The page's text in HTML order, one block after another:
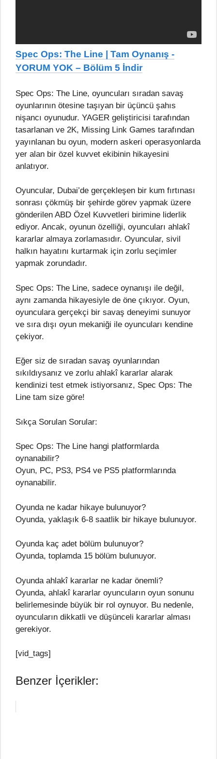
Spec Ops: The Line | Tam Oynanış -
YORUM YOK – Bölüm 5 İndir
Spec Ops: The Line, oyuncuları sıradan savaş
oyunlarının ötesine taşıyan bir üçüncü şahıs
nişancı oyunudur. YAGER geliştiricisi tarafından
tasarlanan ve 2K, Missing Link Games tarafından
yayınlanan bu oyun, modern askeri operasyonlarda
yer alan bir özel kuvvet ekibinin hikayesini
anlatıyor.
Oyuncular, Dubai’de gerçekleşen bir kum fırtınası
sonrası çökmüş bir şehirde görev yapmak üzere
gönderilen ABD Özel Kuvvetleri birimine liderlik
ediyor. Ancak, oyunun özelliği, oyuncuları ahlakî
kararlar almaya zorlamasıdır. Oyuncular, sivil
halkın hayatını kurtarmak için zorlu seçimler
yapmak zorundadır.
Spec Ops: The Line, sadece oynanışı ile değil,
aynı zamanda hikayesiyle de öne çıkıyor. Oyun,
oyunculara gerçekçi bir savaş deneyimi sunuyor
ve sıra dışı oyun mekaniği ile oyuncuları kendine
çekiyor.
Eğer siz de sıradan savaş oyunlarından
sıkıldıysanız ve zorlu ahlakî kararlar alarak
kendinizi test etmek istiyorsanız, Spec Ops: The
Line tam size göre!
Sıkça Sorulan Sorular:
Spec Ops: The Line hangi platformlarda
oynanabilir?
Oyun, PC, PS3, PS4 ve PS5 platformlarında
oynanabilir.
Oyunda ne kadar hikaye bulunuyor?
Oyunda, yaklaşık 6-8 saatlik bir hikaye bulunuyor.
Oyunda kaç adet bölüm bulunuyor?
Oyunda, toplamda 15 bölüm bulunuyor.
Oyunda ahlakî kararlar ne kadar önemli?
Oyunda, ahlakî kararlar oyuncuların oyun sonunu
belirlemesinde büyük bir rol oynuyor. Bu nedenle,
oyuncuların dikkatli ve düşünceli kararlar alması
gerekiyor.
[vid_tags]
Benzer İçerikler: